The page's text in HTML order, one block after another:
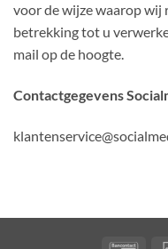
voor de wijze waarop wij
betrekking tot u
mail op de hoogte.
Contactgegevens